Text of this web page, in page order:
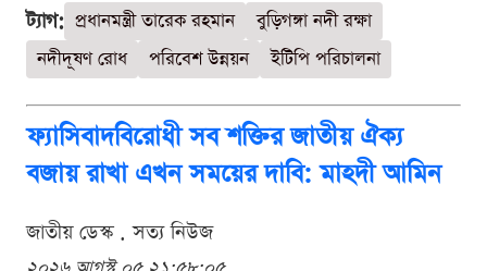
ট্যাগ: প্রধানমন্ত্রী তারেক রহমান
বুড়িগঙ্গা নদী রক্ষা
নদীদূষণ রোধ
পরিবেশ উন্নয়ন ইটিপি পরিচালনা
ফ্যাসিবাদবিরোধী সব শক্তির জাতীয় ঐক্য
বজায় রাখা এখন সময়ের দাবি: মাহদী আমিন
জাতীয় ডেস্ক . সত্য নিউজ